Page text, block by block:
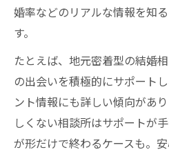
婚率などのリアルな情報を知
す。
たとえば、地元密着型の結婚
の出会いを積極的にサポート
ント情報にも詳しい傾向があ
しくない相談所はサポートが
が形だけで終わるケースも。